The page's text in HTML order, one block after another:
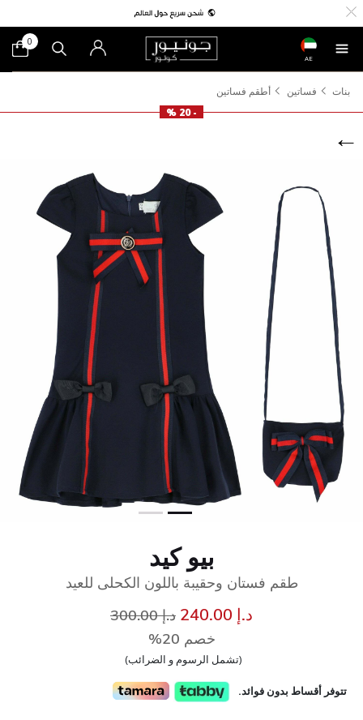
AE
0
بنات فساتين
أطقم فساتين
- 20 %
بيو كيد
طقم فستان وحقيبة باللون الكحلى للعيد
د.إ 240.00 سعر مخفض مند.إ 300.00
خصم 20%
(تشمل الرسوم و الضرائب)
تتوفر أقساط بدون فوائد.